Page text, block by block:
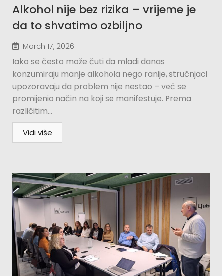
Alkohol nije bez rizika – vrijeme je
da to shvatimo ozbiljno
March 17, 2026
Iako se često može čuti da mladi danas
konzumiraju manje alkohola nego ranije, stručnjaci
upozoravaju da problem nije nestao – već se
promijenio način na koji se manifestuje. Prema
različitim...
Vidi više